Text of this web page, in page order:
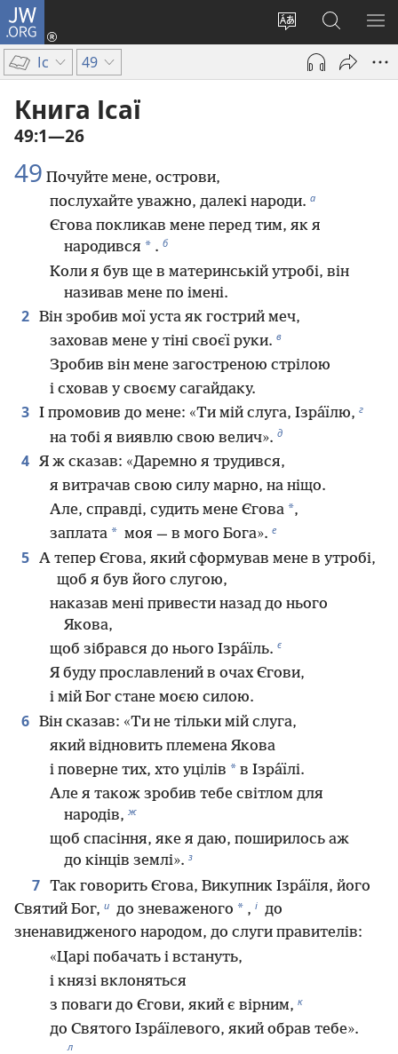
JW.ORG
Змінити
мову
сайту
Увійти
(відкривається
новому
Пошук
на
сайті
Іс 49
Книга Ісаї
49:1—26
49 Почуйте мене, острови,
послухайте уважно, далекі народи. а
Єгова покликав мене перед тим, як я
народився * . б
Коли я був ще в материнській утробі, він
називав мене по імені.
2 Він зробив мої уста як гострий меч,
заховав мене у тіні своєї руки. в
Зробив він мене загостреною стрілою
і сховав у своєму сагайдаку.
3 І промовив до мене: «Ти мій слуга, Ізра́їлю, г
на тобі я виявлю свою велич». д
4 Я ж сказав: «Даремно я трудився,
я витрачав свою силу марно, на ніщо.
Але, справді, судить мене Єгова *,
заплата * моя — в мого Бога». е
5 А тепер Єгова, який сформував мене в утробі,
щоб я був його слугою,
наказав мені привести назад до нього
Якова,
щоб зібрався до нього Ізра́їль. є
Я буду прославлений в очах Єгови,
і мій Бог стане моєю силою.
6 Він сказав: «Ти не тільки мій слуга,
який відновить племена Якова
і поверне тих, хто уцілів * в Ізра́їлі.
Але я також зробив тебе світлом для
народів, ж
щоб спасіння, яке я даю, поширилось аж
до кінців землі». з
7 Так говорить Єгова, Викупник Ізра́їля, його
Святий Бог, и до зневаженого * , і до
зненавидженого народом, до слуги правителів:
«Царі побачать і встануть,
і князі вклоняться
з поваги до Єгови, який є вірним, к
до Святого Ізра́їлевого, який обрав тебе».
л